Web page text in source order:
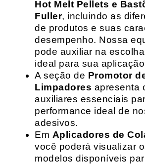
Hot Melt Pellets e
Fuller, incluindo as
de produtos e suas
desempenho. Nossa
pode auxiliar na
ideal para sua
A seção de Promotor
Limpadores apresenta
auxiliares essenciais
performance ideal de
adesivos.
Em Aplicadores de
você poderá visualizar
modelos disponíveis